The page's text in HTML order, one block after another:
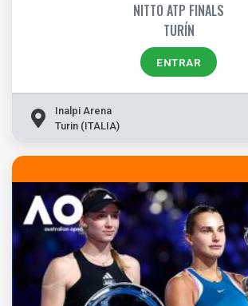
NITTO ATP FINALS
TURÍN
ENTRAR
Inalpi Arena
Turin (ITALIA)